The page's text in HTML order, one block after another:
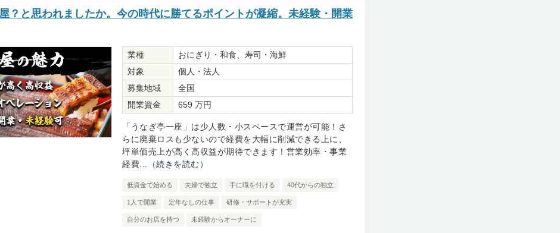
？と思われましたか。今の時代に勝てるポイントが凝縮。未経験・開業
業種
おにぎり・和食、寿司・海鮮
対象
個人・法人
募集地域
全国
開業資金
659 万円
「うなぎ亭一座」は少人数・小スペースで運営が可能！さ
らに廃棄ロスも少ないので経費を大幅に削減できる上に、
坪単価売上が高く高収益が期待できます！営業効率・事業
経費...
（続きを読む）
低資金で始める 夫婦で独立 手に職を付ける 40代からの独立
1人で開業 定年なしの仕事 研修・サポートが充実
自分のお店を持つ 未経験からオーナーに